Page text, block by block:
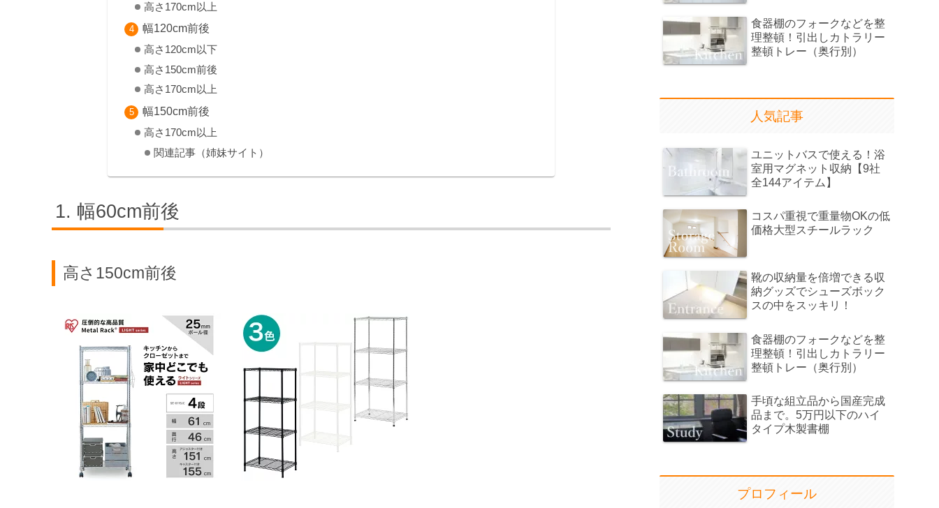
高さ170cm以上
幅120cm前後
高さ120cm以下
高さ150cm前後
高さ170cm以上
幅150cm前後
高さ170cm以上
関連記事（姉妹サイト）
幅60cm前後
高さ150cm前後
食器棚のフォークなどを整
理整頓！引出しカトラリー
整頓トレー（奥行別）
人気記事
ユニットバスで使える！浴
室用マグネット収納【9社
全144アイテム】
コスパ重視で重量物OKの低
価格大型スチールラック
靴の収納量を倍増できる収
納グッズでシューズボック
スの中をスッキリ！
食器棚のフォークなどを整
理整頓！引出しカトラリー
整頓トレー（奥行別）
手頃な組立品から国産完成
品まで。5万円以下のハイ
タイプ木製書棚
プロフィール